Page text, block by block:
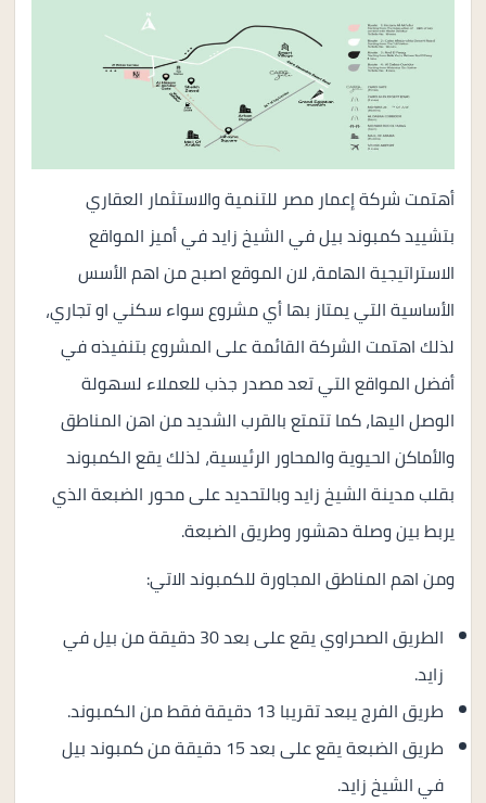
أهتمت شركة إعمار مصر للتنمية والاستثمار العقاري
بتشييد كمبوند بيل في الشيخ زايد في أميز المواقع
الاستراتيجية الهامة، لان الموقع اصبح من اهم الأسس
الأساسية التي يمتاز بها أي مشروع سواء سكني او تجاري،
لذلك اهتمت الشركة القائمة على المشروع بتنفيذه في
أفضل المواقع التي تعد مصدر جذب للعملاء لسهولة
الوصل اليها، كما تتمتع بالقرب الشديد من اهن المناطق
والأماكن الحيوية والمحاور الرئيسية، لذلك يقع الكمبوند
بقلب مدينة الشيخ زايد وبالتحديد على محور الضبعة الذي
يربط بين وصلة دهشور وطريق الضبعة.
ومن اهم المناطق المجاورة للكمبوند الاتي:
الطريق الصحراوي يقع على بعد 30 دقيقة من بيل في
زايد.
طريق الفرج يبعد تقريبا 13 دقيقة فقط من الكمبوند.
طريق الضبعة يقع على بعد 15 دقيقة من كمبوند بيل
في الشيخ زايد.